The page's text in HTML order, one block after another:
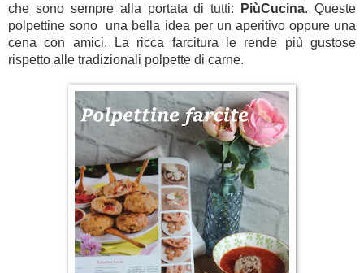
che sono sempre alla portata di tutti:
PiùCucina. Queste
polpettine sono una bella idea per un aperitivo oppure una
cena con amici. La ricca farcitura le rende più gustose
rispetto alle tradizionali polpette di carne.